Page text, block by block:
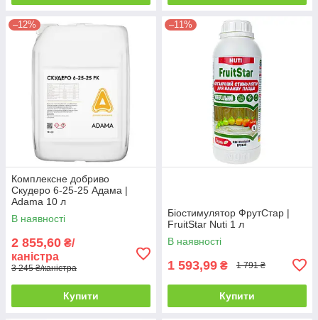
–12%
Комплексне добриво
Скудеро 6-25-25 Адама |
Adama 10 л
В наявності
2 855,60 ₴/
каністра
3 245 ₴/каністра
Купити
–11%
Біостимулятор ФрутСтар |
FruitStar Nuti 1 л
В наявності
1 593,99 ₴ 1 791 ₴
Купити